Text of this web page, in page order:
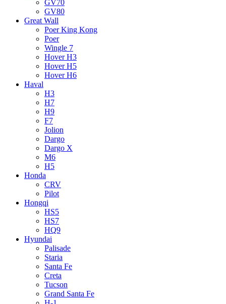
GV70
GV80
Great Wall
Poer King Kong
Poer
Wingle 7
Hover H3
Hover H5
Hover H6
Haval
H3
H7
H9
F7
Jolion
Dargo
Dargo X
M6
H5
Honda
CRV
Pilot
Hongqi
HS5
HS7
HQ9
Hyundai
Palisade
Staria
Santa Fe
Creta
Tucson
Grand Santa Fe